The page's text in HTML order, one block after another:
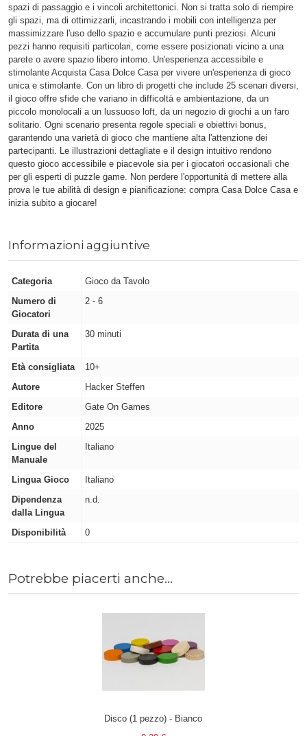
spazi di passaggio e i vincoli architettonici. Non si tratta solo di riempire
gli spazi, ma di ottimizzarli, incastrando i mobili con intelligenza per
massimizzare l'uso dello spazio e accumulare punti preziosi. Alcuni
pezzi hanno requisiti particolari, come essere posizionati vicino a una
parete o avere spazio libero intorno. Un'esperienza accessibile e
stimolante Acquista Casa Dolce Casa per vivere un'esperienza di gioco
unica e stimolante. Con un libro di progetti che include 25 scenari diversi,
il gioco offre sfide che variano in difficoltà e ambientazione, da un
piccolo monolocali a un lussuoso loft, da un negozio di giochi a un faro
solitario. Ogni scenario presenta regole speciali e obiettivi bonus,
garantendo una varietà di gioco che mantiene alta l'attenzione dei
partecipanti. Le illustrazioni dettagliate e il design intuitivo rendono
questo gioco accessibile e piacevole sia per i giocatori occasionali che
per gli esperti di puzzle game. Non perdere l'opportunità di mettere alla
prova le tue abilità di design e pianificazione: compra Casa Dolce Casa e
inizia subito a giocare!
Informazioni aggiuntive
Categoria
Gioco da Tavolo
Numero di
Giocatori
2 - 6
Durata di una
Partita
30 minuti
Età consigliata
10+
Autore
Hacker Steffen
Editore
Gate On Games
Anno
2025
Lingue del
Manuale
Italiano
Lingua Gioco
Italiano
Dipendenza
dalla Lingua
n.d.
Disponibilità 0
Potrebbe piacerti anche...
Disco (1 pezzo) - Bianco